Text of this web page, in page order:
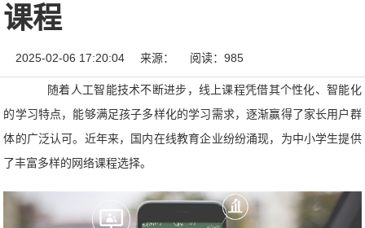
课程
2025-02-06 17:20:04 来源： 阅读：985
随着人工智能技术不断进步，线上课程凭借其个性化、智能化
的学习特点，能够满足孩子多样化的学习需求，逐渐赢得了家长用户群
体的广泛认可。近年来，国内在线教育企业纷纷涌现，为中小学生提供
了丰富多样的网络课程选择。